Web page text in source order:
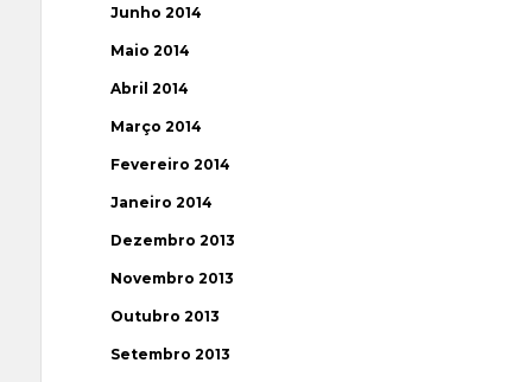
Junho 2014
Maio 2014
Abril 2014
Março 2014
Fevereiro 2014
Janeiro 2014
Dezembro 2013
Novembro 2013
Outubro 2013
Setembro 2013